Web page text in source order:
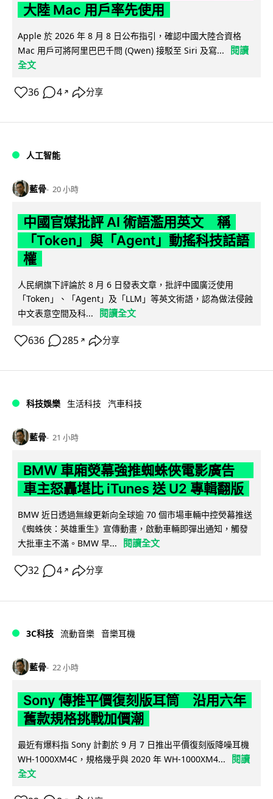
大陸 Mac 用戶率先使用
Apple 於 2026 年 8 月 8 日公布指引，確認中國大陸合資格
Mac 用戶可將阿里巴巴千問 (Qwen) 接駁至 Siri 及寫...
閱讀
全文
36 4 ↗ 分享
人工智能
藍骨 20 小時
中國官媒批評 AI 術語濫用英文 稱
「Token」與「Agent」動搖科技話語
權
人民網旗下評論於 8 月 6 日發表文章，批評中國廣泛使用
「Token」、「Agent」及「LLM」等英文術語，認為做法侵蝕
中文表意空間及科...
閱讀全文
636 285 ↗ 分享
科技娛樂 生活科技 汽車科技
藍骨 21 小時
BMW 車廂熒幕強推蜘蛛俠電影廣告
車主怒轟堪比 iTunes 送 U2 專輯翻版
BMW 近日透過無線更新向全球逾 70 個市場車輛中控熒幕推送
《蜘蛛俠：英雄重生》宣傳動畫，啟動車輛即彈出通知，觸發
大批車主不滿。BMW 早...
閱讀全文
32 4 ↗ 分享
3C科技 流動音樂 音樂耳機
藍骨 22 小時
Sony 傳推平價復刻版耳筒 沿用六年
舊款規格挑戰加價潮
最近有爆料指 Sony 計劃於 9 月 7 日推出平價復刻版降噪耳機
WH-1000XM4C，規格幾乎與 2020 年 WH-1000XM4...
閱讀
全文